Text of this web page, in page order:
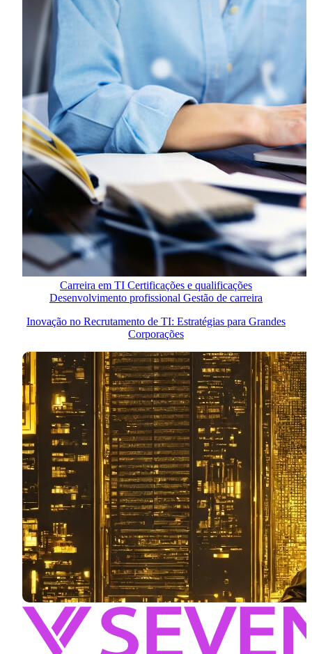
Carreira em TI Certificações e qualificações
Desenvolvimento profissional Gestão de carreira
Inovação no Recrutamento de TI: Estratégias para Grandes
Corporações